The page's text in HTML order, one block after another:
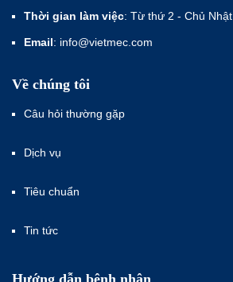
Thời gian làm việc: Từ thứ 2 - Chủ Nhật
Email: info@vietmec.com
Về chúng tôi
Câu hỏi thường gặp
Dịch vụ
Tiêu chuẩn
Tin tức
Hướng dẫn bệnh nhân